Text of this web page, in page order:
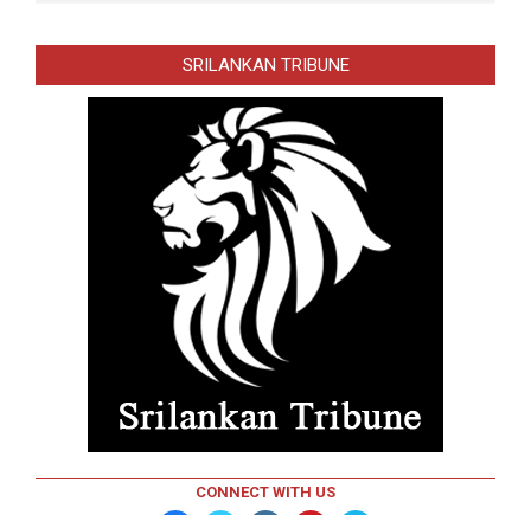
SRILANKAN TRIBUNE
CONNECT WITH US